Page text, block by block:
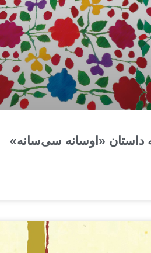
داستان «اوسانه سی‌سانه»